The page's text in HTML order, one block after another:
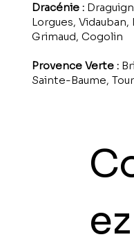
Dracénie :
Lorgues,
Grimaud, Cogolin
Provence Verte :
Sainte-Baume,